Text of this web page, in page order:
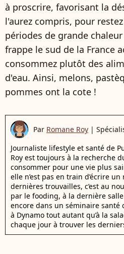
à proscrire, favorisant la
l'aurez compris, pour
périodes de grande
frappe le sud de la France
consommez plutôt des
d'eau. Ainsi, melons,
pommes ont la cote !
Par Romane Roy |
Journaliste lifestyle et santé de
Roy est toujours à la recherche
consommer pour une vie plus
elle n’est pas en train d’écrire
dernières trouvailles, c’est au
par le fooding, à la dernière
encore dans un séminaire santé
à Dynamo tout autant qu’à la
chaque jour à trouver les